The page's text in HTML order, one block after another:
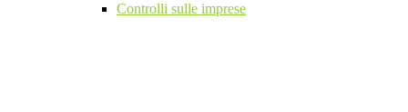
Controlli sulle imprese